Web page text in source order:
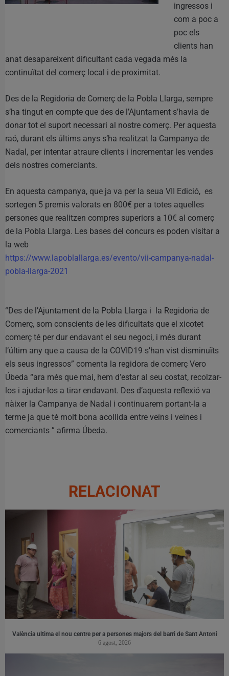
ingressos i
com a poc a
poc els
clients han
anat desapareixent dificultant cada vegada més la
continuïtat del comerç local i de proximitat.
Des de la Regidoria de Comerç de la Pobla Llarga, sempre
s’ha tingut en compte que des de l’Ajuntament s’havia de
donar tot el suport necessari al nostre comerç. Per aquesta
raó, durant els últims anys s’ha realitzat la Campanya de
Nadal, per intentar atraure clients i incrementar les vendes
dels nostres comerciants.
En aquesta campanya, que ja va per la seua VII Edició, es
sortegen 5 premis valorats en 800€ per a totes aquelles
persones que realitzen compres superiors a 10€ al comerç
de la Pobla Llarga. Les bases del concurs es poden visitar a
la web
https://www.lapoblallarga.es/evento/vii-campanya-nadal-
pobla-llarga-2021
“Des de l’Ajuntament de la Pobla Llarga i la Regidoria de
Comerç, som conscients de les dificultats que el xicotet
comerç té per dur endavant el seu negoci, i més durant
l’últim any que a causa de la COVID19 s’han vist disminuïts
els seus ingressos” comenta la regidora de comerç Vero
Úbeda “ara més que mai, hem d’estar al seu costat, recolzar-
los i ajudar-los a tirar endavant. Des d’aquesta reflexió va
nàixer la Campanya de Nadal i continuarem portant-la a
terme ja que té molt bona acollida entre veïns i veïnes i
comerciants ” afirma Úbeda.
RELACIONAT
València ultima el nou centre per a persones majors del barri de Sant Antoni
6 agost, 2026